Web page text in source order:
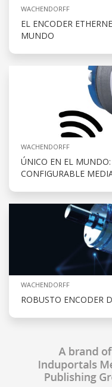
WACHENDORFF
EL ENCODER
MUNDO
WACHENDORFF
ÚNICO EN EL
CONFIGURABLE
WACHENDORFF
ROBUSTO ENCODER